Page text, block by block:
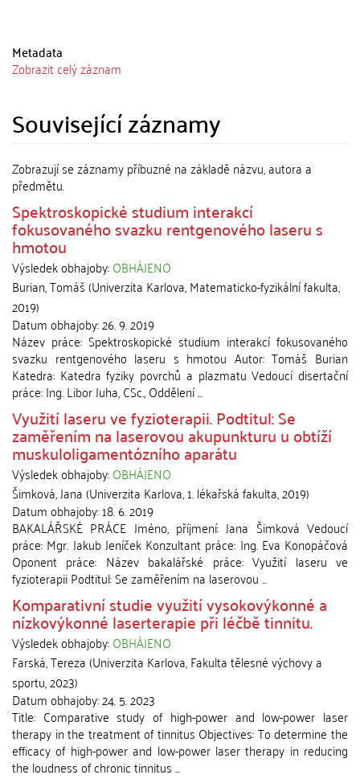
Metadata
Zobrazit celý záznam
Související záznamy
Zobrazují se záznamy příbuzné na základě názvu, autora a
předmětu.
Spektroskopické studium interakcí
fokusovaného svazku rentgenového laseru s
hmotou
Výsledek obhajoby:OBHÁJENO
Burian, Tomáš(Univerzita Karlova, Matematicko-fyzikální fakulta,
2019)
Datum obhajoby:26. 9. 2019
Název práce: Spektroskopické studium interakcí fokusovaného
svazku rentgenového laseru s hmotou Autor: Tomáš Burian
Katedra: Katedra fyziky povrchů a plazmatu Vedoucí disertační
práce: Ing. Libor Juha, CSc., Oddělení ...
Využití laseru ve fyzioterapii. Podtitul: Se
zaměřením na laserovou akupunkturu u obtíží
muskuloligamentózního aparátu
Výsledek obhajoby:OBHÁJENO
Šimková, Jana(Univerzita Karlova, 1. lékařská fakulta,2019)
Datum obhajoby:18. 6. 2019
BAKALÁŘSKÉ PRÁCE Jméno, příjmení: Jana Šimková Vedoucí
práce: Mgr. Jakub Jeníček Konzultant práce: Ing. Eva Konopáčová
Oponent práce: Název bakalářské práce: Využití laseru ve
fyzioterapii Podtitul: Se zaměřením na laserovou ...
Komparativní studie využití vysokovýkonné a
nízkovýkonné laserterapie při léčbě tinnitu.
Výsledek obhajoby:OBHÁJENO
Farská, Tereza(Univerzita Karlova, Fakulta tělesné výchovy a
sportu,2023)
Datum obhajoby:24. 5. 2023
Title: Comparative study of high-power and low-power laser
therapy in the treatment of tinnitus Objectives: To determine the
efficacy of high-power and low-power laser therapy in reducing
the loudness of chronic tinnitus ...